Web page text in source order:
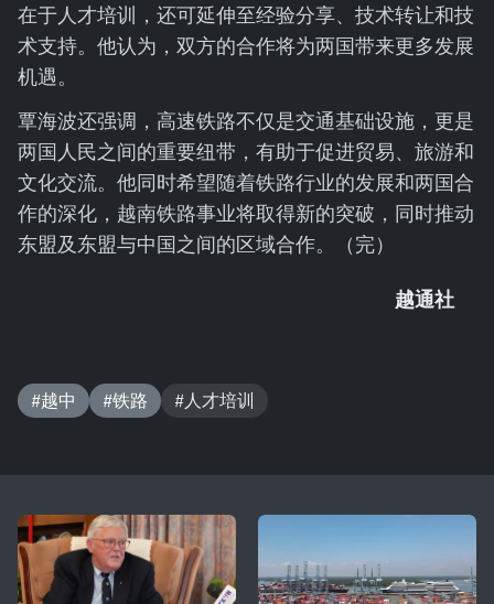
在于人才培训，还可延伸至经验分享、技术转让和技
术支持。他认为，双方的合作将为两国带来更多发展
机遇。
覃海波还强调，高速铁路不仅是交通基础设施，更是
两国人民之间的重要纽带，有助于促进贸易、旅游和
文化交流。他同时希望随着铁路行业的发展和两国合
作的深化，越南铁路事业将取得新的突破，同时推动
东盟及东盟与中国之间的区域合作。（完）
越通社
#越中 #铁路 #人才培训